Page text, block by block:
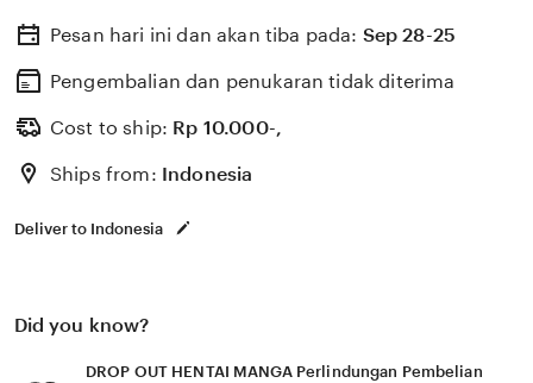
semakin berkembang pesat di pasar global. Dengan
selalu update, kami terus memantau perkembangan
dari 🎯 sosok viral favorit Anda secara eksklusif.
Pesan hari ini dan akan tiba pada: Sep 28-25
Pengembalian dan penukaran tidak diterima
Cost to ship: Rp 10.000-,
Ships from: Indonesia
Deliver to Indonesia
Did you know?
DROP OUT HENTAI MANGA Perlindungan Pembelian